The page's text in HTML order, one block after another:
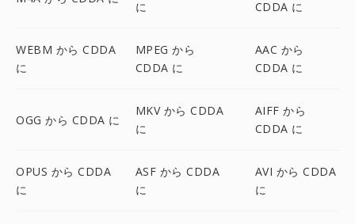
に
CDDA に
WEBM から CDDA
に
MPEG から
CDDA に
AAC から
CDDA に
OGG から CDDA に
MKV から CDDA
に
AIFF から
CDDA に
OPUS から CDDA
に
ASF から CDDA
に
AVI から CDDA
に